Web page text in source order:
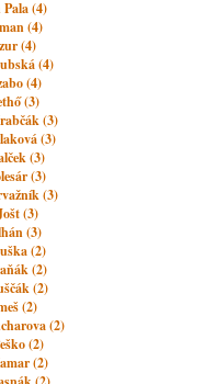
(4)
(4)
(4)
(4)
(4)
(3)
(3)
(3)
(3)
(3)
(3)
(3)
(3)
(2)
(2)
(2)
(2)
(2)
(2)
(2)